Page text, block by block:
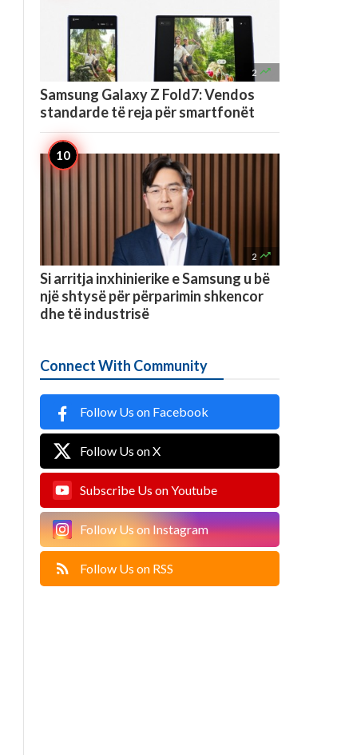
2 
Samsung Galaxy Z Fold7: Vendos
standarde të reja për smartfonët
2 
Si arritja inxhinierike e Samsung u bë
një shtysë për përparimin shkencor
dhe të industrisë
Connect With Community
Follow Us on Facebook
Follow Us on X
Subscribe Us on Youtube
Follow Us on Instagram
Follow Us on RSS